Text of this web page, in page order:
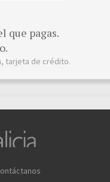
que pagas.
tarjeta de crédito.